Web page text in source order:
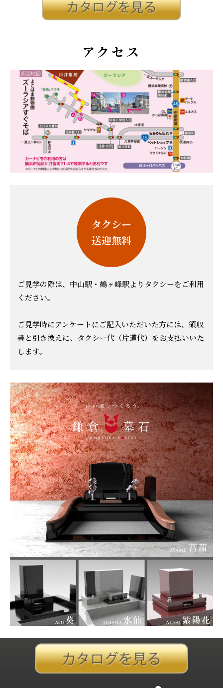
アクセス
タクシー
送迎無料
ご見学の際は、中山駅・鶴ヶ峰駅よりタクシーをご利用
ください。
ご見学時にアンケートにご記入いただいた方には、領収
書と引き換えに、タクシー代（片道代）をお支払いいた
します。